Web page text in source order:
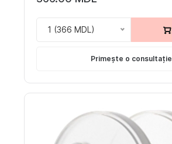
1 (366 MDL)
Primește o consultație